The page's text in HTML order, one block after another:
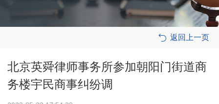
 返回上一页
北京英舜律师事务所参加朝阳门街道商
务楼宇民商事纠纷调